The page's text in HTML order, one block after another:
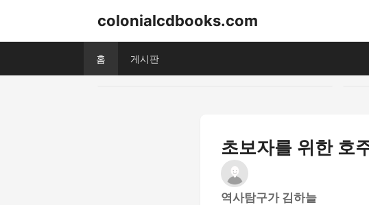
colonialcdbooks.com
홈 게시판
초보자를 위한 호
역사탐구가 김하늘